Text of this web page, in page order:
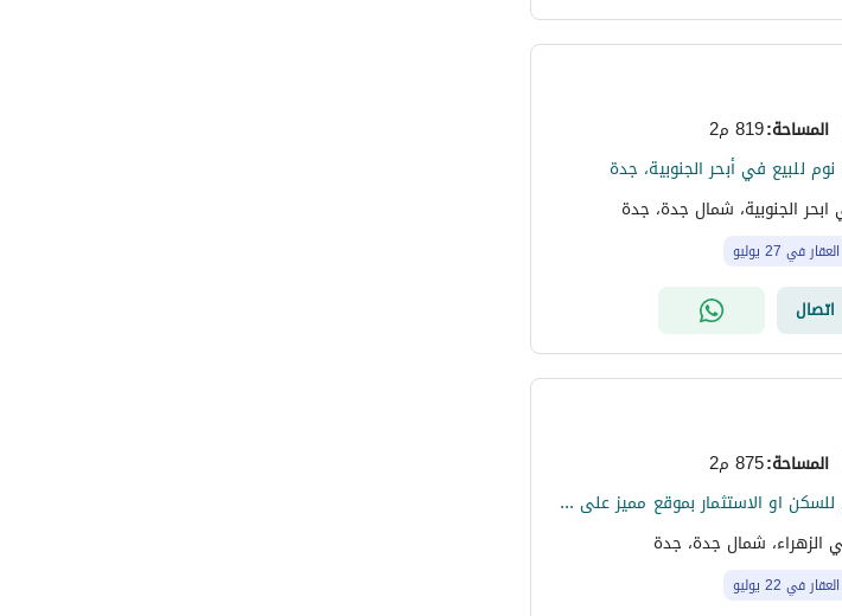
المساحة:819 م2
الجنوبية، شمال جدة، جدة
27 يوليو
اتصال
المساحة:875 م2
شقة مكونة من غرفتين للسكن او الاستثمار بموقع مميز على شارع حلمي كتبي بحي الزهراء
شمال جدة، جدة
22 يوليو